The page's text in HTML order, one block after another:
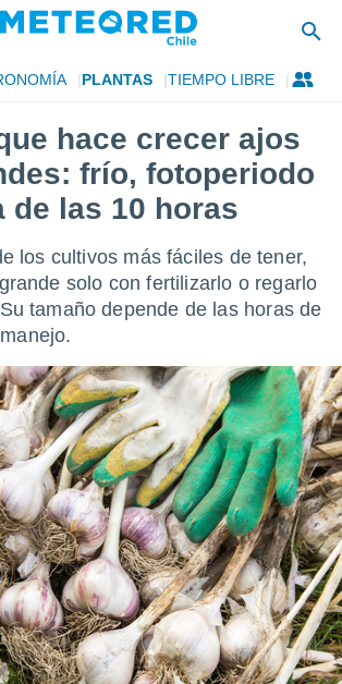
PLANTAS TIEMPO LIBRE
hace crecer ajos
frío, fotoperiodo
de las 10 horas
los cultivos más fáciles de tener,
solo con fertilizarlo o regarlo
tamaño depende de las horas de